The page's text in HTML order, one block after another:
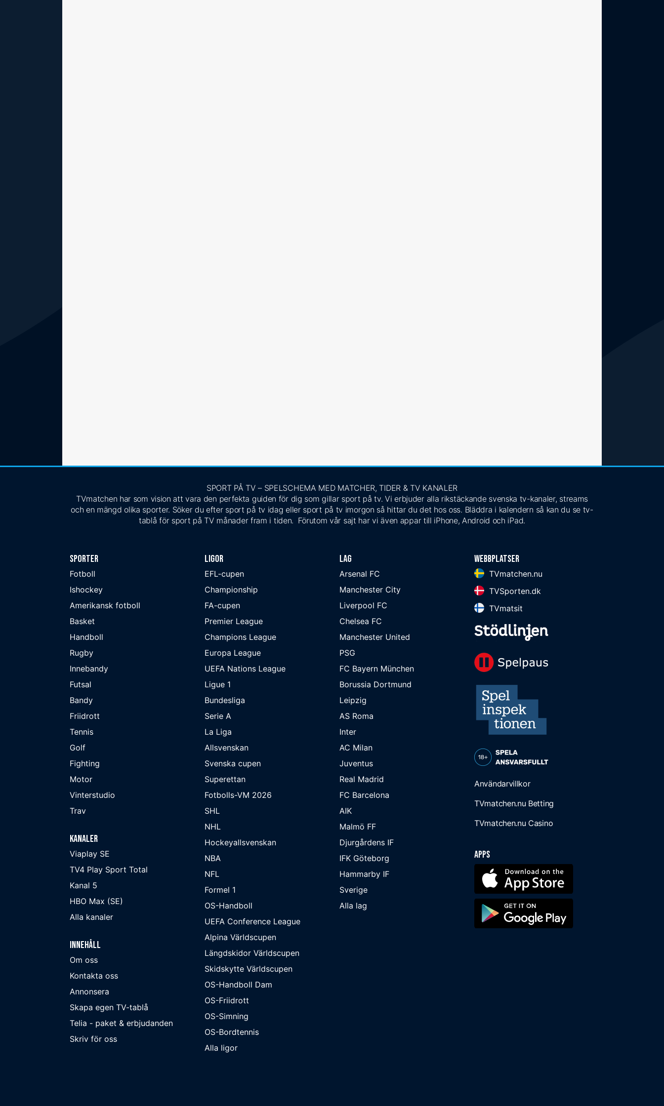
SPORT PÅ TV – SPELSCHEMA MED MATCHER, TIDER & TV KANALER
TVmatchen har som vision att vara den perfekta guiden för dig som gillar sport på tv. Vi erbjuder alla rikstäckande svenska tv-kanaler, streams
och en mängd olika sporter. Söker du efter sport på tv idag eller sport på tv imorgon så hittar du det hos oss. Bläddra i kalendern så kan du se tv-
tablå för sport på TV månader fram i tiden. Förutom vår sajt har vi även appar till iPhone, Android och iPad.
Sporter
Fotboll
Ishockey
Amerikansk fotboll
Basket
Handboll
Rugby
Innebandy
Futsal
Bandy
Friidrott
Tennis
Golf
Fighting
Motor
Vinterstudio
Trav
Kanaler
Viaplay SE
TV4 Play Sport Total
Kanal 5
HBO Max (SE)
Alla kanaler
Innehåll
Om oss
Kontakta oss
Annonsera
Skapa egen TV-tablå
Telia - paket & erbjudanden
Skriv för oss
Ligor
EFL-cupen
Championship
FA-cupen
Premier League
Champions League
Europa League
UEFA Nations League
Ligue 1
Bundesliga
Serie A
La Liga
Allsvenskan
Svenska cupen
Superettan
Fotbolls-VM 2026
SHL
NHL
Hockeyallsvenskan
NBA
NFL
Formel 1
OS-Handboll
UEFA Conference League
Alpina Världscupen
Längdskidor Världscupen
Skidskytte Världscupen
OS-Handboll Dam
OS-Friidrott
OS-Simning
OS-Bordtennis
Alla ligor
Lag
Arsenal FC
Manchester City
Liverpool FC
Chelsea FC
Manchester United
PSG
FC Bayern München
Borussia Dortmund
Leipzig
AS Roma
Inter
AC Milan
Juventus
Real Madrid
FC Barcelona
AIK
Malmö FF
Djurgårdens IF
IFK Göteborg
Hammarby IF
Sverige
Alla lag
Webbplatser
TVmatchen.nu
TVSporten.dk
TVmatsit
Användarvillkor
TVmatchen.nu Betting
TVmatchen.nu Casino
Apps